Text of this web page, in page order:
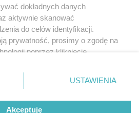
O nas
dokładnych danych
aktywnie skanować
do celów identyfikacji.
prywatność, prosimy o zgodę na
poprzez kliknięcie
przycisk ustawień prywatności
dolnym rogu strony
nie wymagają zgody
prawo sprzeciwić się takiemu
USTAWIENIA
Akceptuję